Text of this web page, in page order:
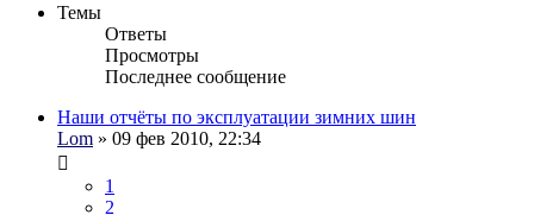
Темы
Ответы
Просмотры
Последнее сообщение
Наши отчёты по эксплуатации зимних шин
Lom » 09 фев 2010, 22:34
1
2